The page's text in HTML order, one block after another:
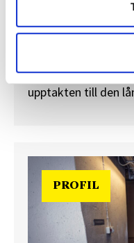
En välfylld
Journalisten tog
Davidsson och
upptakten till den
PROFIL